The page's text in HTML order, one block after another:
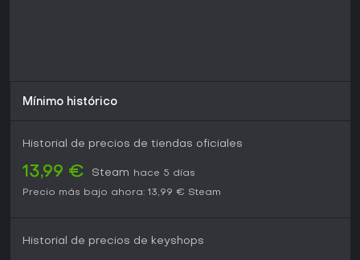
Mínimo histórico
Historial de precios de tiendas oficiales
13,99 € Steam
hace 5 días
Precio más bajo ahora: 13,99 € Steam
Historial de precios de keyshops